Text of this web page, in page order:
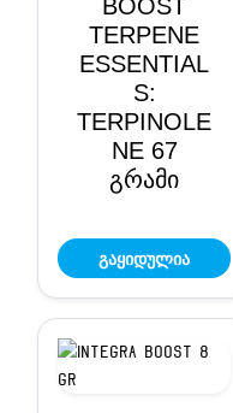
BOOST
TERPENE
ESSENTIAL
S:
TERPINOLE
NE 67
გრამი
გაყიდულია